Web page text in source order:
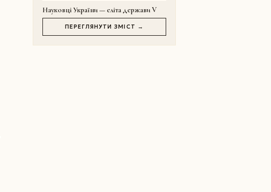
Науковці України — еліта держави V
ПЕРЕГЛЯНУТИ ЗМІСТ →